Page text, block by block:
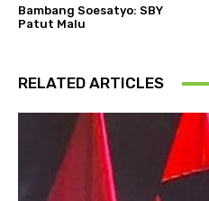
Bambang Soesatyo: SBY
Patut Malu
RELATED ARTICLES